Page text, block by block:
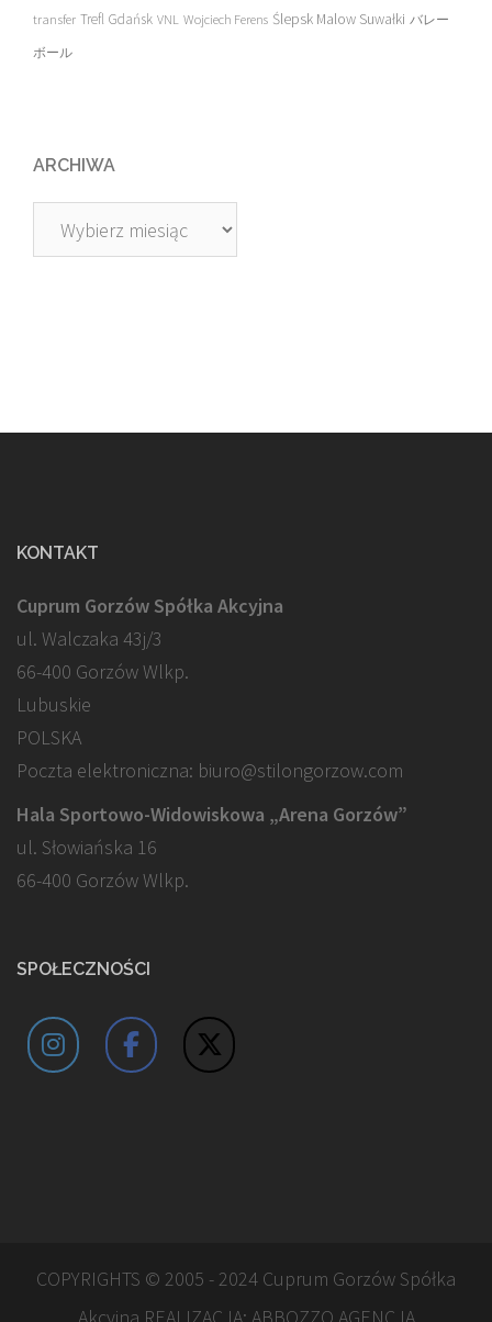
transfer Trefl Gdańsk VNL Wojciech Ferens Ślepsk Malow Suwałki バレー
ボール
ARCHIWA
Archiwa
KONTAKT
Cuprum Gorzów Spółka Akcyjna
ul. Walczaka 43j/3
66-400 Gorzów Wlkp.
Lubuskie
POLSKA
Poczta elektroniczna: biuro@stilongorzow.com
Hala Sportowo-Widowiskowa „Arena Gorzów”
ul. Słowiańska 16
66-400 Gorzów Wlkp.
SPOŁECZNOŚCI
COPYRIGHTS © 2005 - 2024 Cuprum Gorzów Spółka